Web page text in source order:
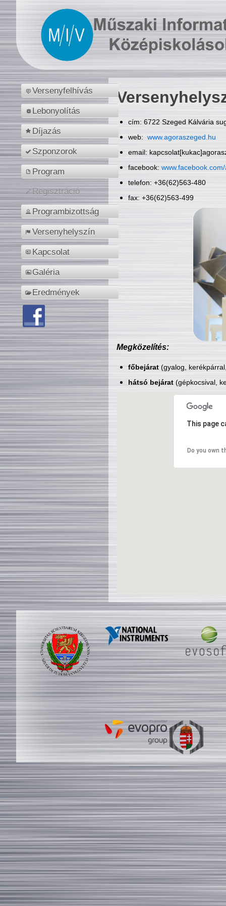
Versenyfelhívás
Lebonyolítás
Díjazás
Szponzorok
Program
Regisztráció
Programbizottság
Versenyhelyszín
Kapcsolat
Galéria
Eredmények
cím: 6722 Szeged Kálvária
web: www.agoraszeged.hu
email:
facebook:
telefon: +36(62)563-480
fax: +36(62)563-499
Megközelítés:
főbejárat(gyalog,
hátsó bejárat(gépkocsival,
This page
Do you own